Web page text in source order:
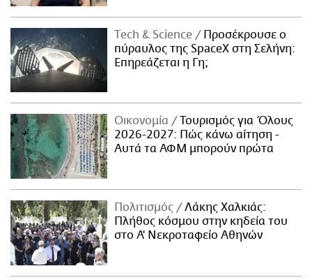
Τech & Science
Προσέκρουσε ο
πύραυλος της SpaceX στη Σελήνη:
Επηρεάζεται η Γη;
Οικονομία
Τουρισμός για Όλους
2026-2027: Πώς κάνω αίτηση -
Αυτά τα ΑΦΜ μπορούν πρώτα
Πολιτισμός
Λάκης Χαλκιάς:
Πλήθος κόσμου στην κηδεία του
στο Α' Νεκροταφείο Αθηνών